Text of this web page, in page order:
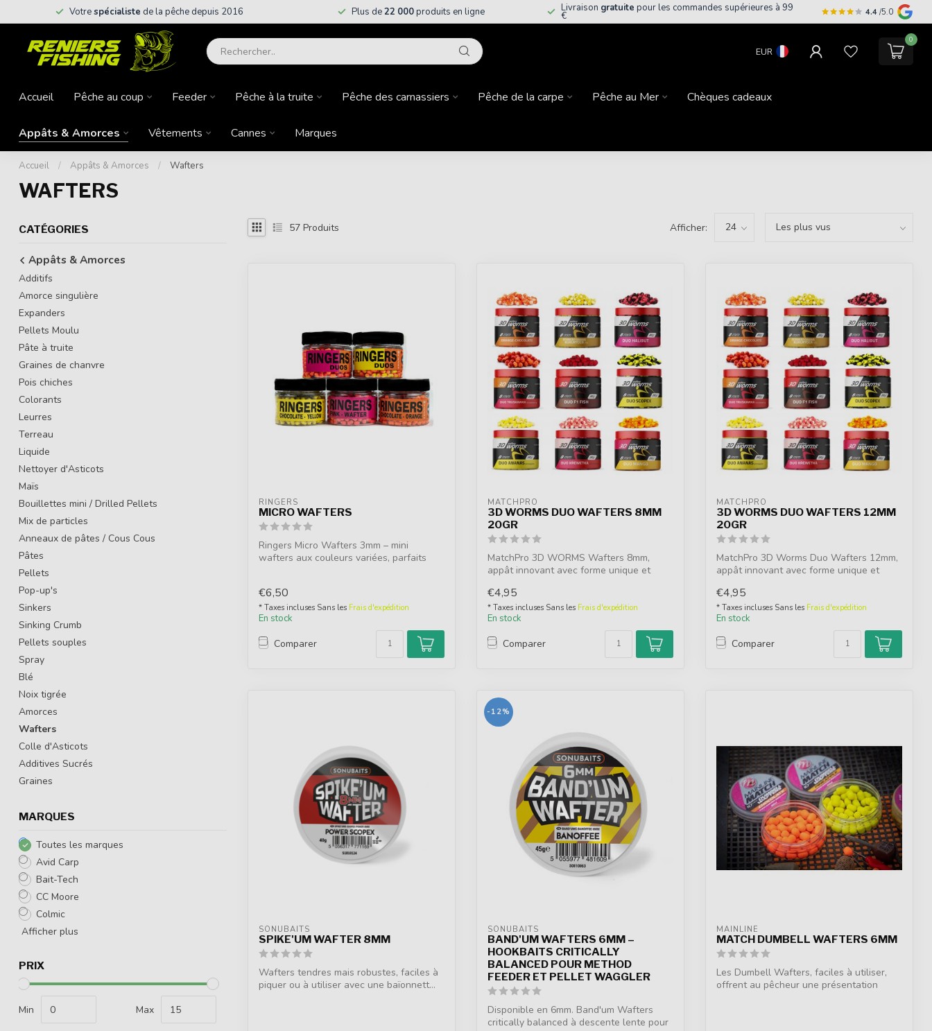
Votrespécialiste de la pêche depuis 2016 Plus de22 000produits en ligne Livraison gratuite pour les commandes supérieures à 99
€ 4.4 /5.0
EUR
0
Accueil Pêche au coup Feeder Pêche à la truite Pêche des carnassiers Pêche de la carpe Pêche au Mer Chèques cadeaux
Appâts & Amorces Vêtements Cannes Marques
Accueil / Appâts & Amorces / Wafters
WAFTERS
CATÉGORIES
Appâts & Amorces
Additifs
Amorce singulière
Expanders
Pellets Moulu
Pâte à truite
Graines de chanvre
Pois chiches
Colorants
Leurres
Terreau
Liquide
Nettoyer d'Asticots
Maïs
Bouillettes mini / Drilled Pellets
Mix de particles
Anneaux de pâtes / Cous Cous
Pâtes
Pellets
Pop-up's
Sinkers
Sinking Crumb
Pellets souples
Spray
Blé
Noix tigrée
Amorces
Wafters
Colle d'Asticots
Additives Sucrés
Graines
MARQUES
Toutes les marques
Avid Carp
Bait-Tech
CC Moore
Colmic
Afficher plus
PRIX
Min Max
57 Produits Afficher:
RINGERS
MICRO WAFTERS
Ringers Micro Wafters 3mm – mini
wafters aux couleurs variées, parfaits
€6,50
* Taxes incluses Sans les Frais d'expédition
En stock
Comparer
MATCHPRO
3D WORMS DUO WAFTERS 8MM
20GR
MatchPro 3D WORMS Wafters 8mm,
appât innovant avec forme unique et
€4,95
* Taxes incluses Sans les Frais d'expédition
En stock
Comparer
MATCHPRO
3D WORMS DUO WAFTERS 12MM
20GR
MatchPro 3D Worms Duo Wafters 12mm,
appât innovant avec forme unique et
€4,95
* Taxes incluses Sans les Frais d'expédition
En stock
Comparer
SONUBAITS
SPIKE'UM WAFTER 8MM
Wafters tendres mais robustes, faciles à
piquer ou à utiliser avec une baïonnett...
-12%
SONUBAITS
BAND'UM WAFTERS 6MM –
HOOKBAITS CRITICALLY
BALANCED POUR METHOD
FEEDER ET PELLET WAGGLER
Disponible en 6mm. Band'um Wafters
critically balanced à descente lente pour
MAINLINE
MATCH DUMBELL WAFTERS 6MM
Les Dumbell Wafters, faciles à utiliser,
offrent au pêcheur une présentation